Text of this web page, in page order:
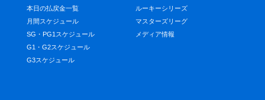
本日の払戻金一覧
月間スケジュール
SG・PG1スケジュール
G1・G2スケジュール
G3スケジュール
ルーキーシリーズ
マスターズリーグ
メディア情報